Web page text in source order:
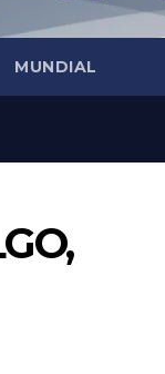
MUNDIAL